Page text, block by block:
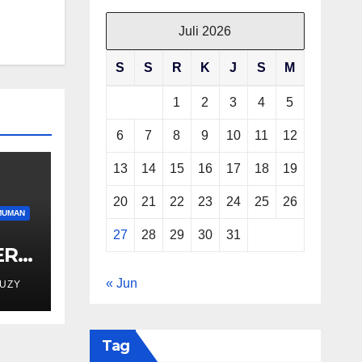
1
Juli 2026
S S R K J S M
1 2 3 4 5
6 7 8 9 10 11 12
13 14 15 16 17 18 19
20 21 22 23 24 25 26
27 28 29 30 31
« Jun
Tag